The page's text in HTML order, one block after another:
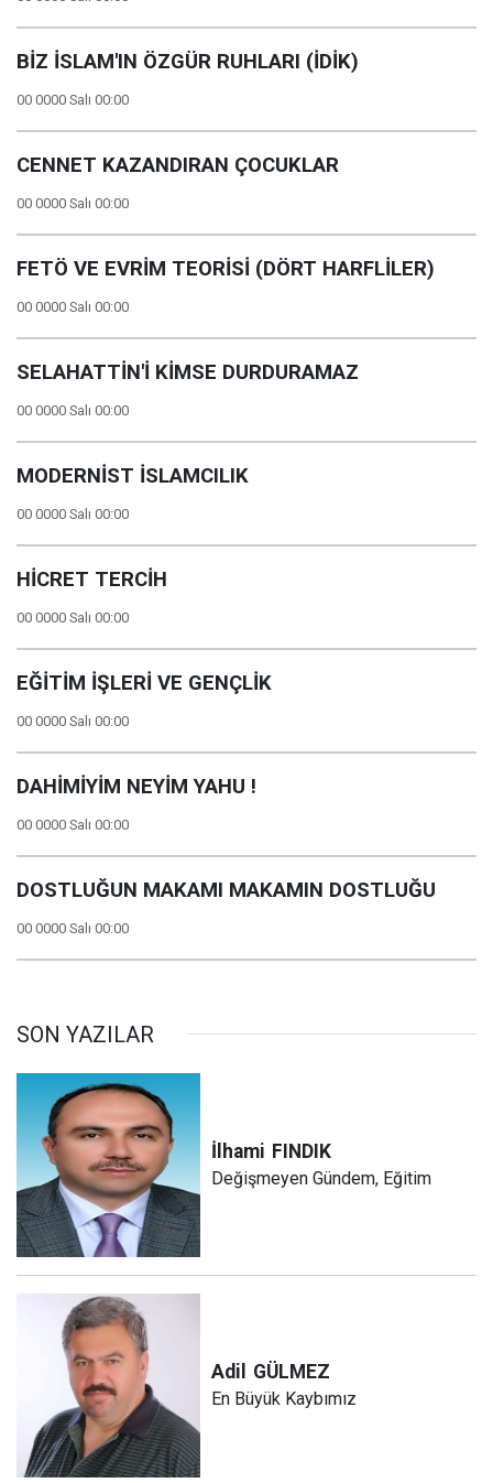
BİZ İSLAM'IN ÖZGÜR RUHLARI (İDİK)
00 0000 Salı 00:00
CENNET KAZANDIRAN ÇOCUKLAR
00 0000 Salı 00:00
FETÖ VE EVRİM TEORİSİ (DÖRT HARFLİLER)
00 0000 Salı 00:00
SELAHATTİN'İ KİMSE DURDURAMAZ
00 0000 Salı 00:00
MODERNİST İSLAMCILIK
00 0000 Salı 00:00
HİCRET TERCİH
00 0000 Salı 00:00
EĞİTİM İŞLERİ VE GENÇLİK
00 0000 Salı 00:00
DAHİMİYİM NEYİM YAHU !
00 0000 Salı 00:00
DOSTLUĞUN MAKAMI MAKAMIN DOSTLUĞU
00 0000 Salı 00:00
SON YAZILAR
İlhami FINDIK
Değişmeyen Gündem, Eğitim
Adil GÜLMEZ
En Büyük Kaybımız